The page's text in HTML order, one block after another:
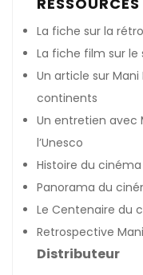
La fiche sur la
La fiche film sur le
Un article sur Mani
continents
Un entretien avec
l’Unesco
Histoire du
Panorama du
Le Centenaire du
Retrospective
Distributeur